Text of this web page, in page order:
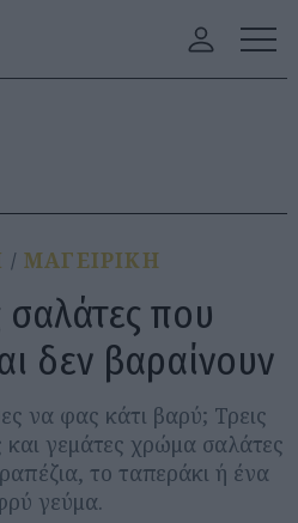
ΜΑΓΕΙΡΙΚΗ
που
δεν βαραίνουν
να φας κάτι βαρύ; Τρεις
και γεμάτες χρώμα σαλάτες
το ταπεράκι ή ένα
γεύμα.